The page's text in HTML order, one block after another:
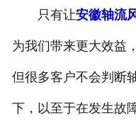
只有让安徽轴流
为我们带来更大效益
但很多客户不会判断
下，以至于在发生故